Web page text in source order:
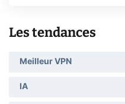
Les tendances
Meilleur VPN
IA